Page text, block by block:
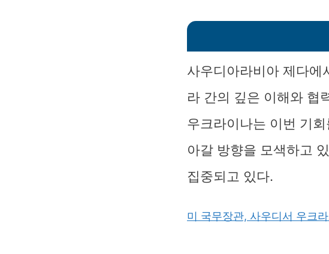
사우디아라비아 제다에
라 간의 깊은 이해와 협
우크라이나는 이번 기
아갈 방향을 모색하고
집중되고 있다.
미 국무장관, 사우디서 우크